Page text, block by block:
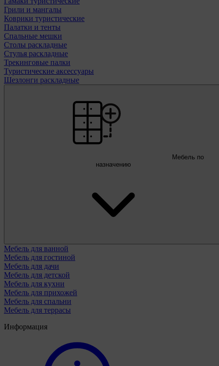
Грили и мангалы
Коврики туристические
Палатки и тенты
Спальные мешки
Столы раскладные
Стулья раскладные
Трекинговые палки
Туристические аксессуары
Шезлонги раскладные
Мебель по
назначению
Мебель для ванной
Мебель для гостиной
Мебель для дачи
Мебель для детской
Мебель для кухни
Мебель для прихожей
Мебель для спальни
Мебель для террасы
Информация